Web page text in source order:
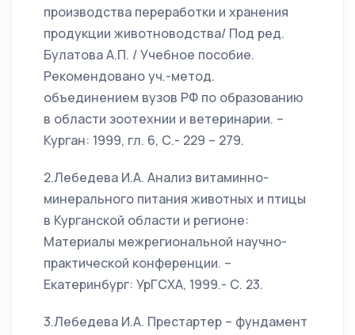
производства переработки и хранения
продукции животноводства/ Под ред.
Булатова А.П. / Учебное пособие.
Рекомендовано уч.-метод.
объединением вузов РФ по образованию
в области зоотехнии и ветеринарии. –
Курган: 1999, гл. 6, С.- 229 – 279.
2.Лебедева И.А. Анализ витаминно-
минерального питания животных и птицы
в Курганской области и регионе:
Материалы межрегиональной научно-
практической конференции. –
Екатеринбург: УрГСХА, 1999.- С. 23.
3.Лебедева И.А. Престартер – фундамент